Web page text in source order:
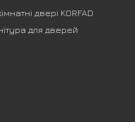
двері KORFAD
для дверей